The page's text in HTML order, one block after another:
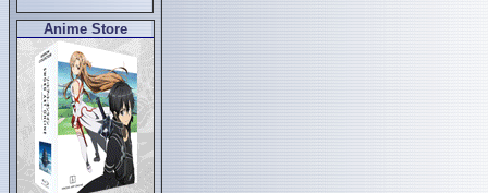
Anime Store